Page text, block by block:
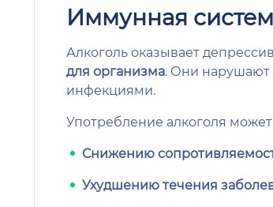
Иммунная
Алкоголь оказывает
для организма. Они нарушают
инфекциями.
Употребление алкоголя
Снижению
Ухудшению течения